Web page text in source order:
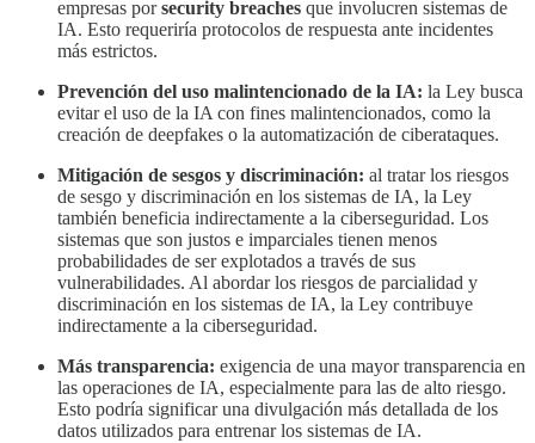
empresas porsecurity breaches que involucren sistemas de
IA. Esto requeriría protocolos de respuesta ante incidentes
más estrictos.
Prevención del uso malintencionado de la IA: la Ley busca
evitar el uso de la IA con fines malintencionados, como la
creación de deepfakes o la automatización de ciberataques.
Mitigación de sesgos y discriminación: al tratar los riesgos
de sesgo y discriminación en los sistemas de IA, la Ley
también beneficia indirectamente a la ciberseguridad. Los
sistemas que son justos e imparciales tienen menos
probabilidades de ser explotados a través de sus
vulnerabilidades. Al abordar los riesgos de parcialidad y
discriminación en los sistemas de IA, la Ley contribuye
indirectamente a la ciberseguridad.
Más transparencia: exigencia de una mayor transparencia en
las operaciones de IA, especialmente para las de alto riesgo.
Esto podría significar una divulgación más detallada de los
datos utilizados para entrenar los sistemas de IA.